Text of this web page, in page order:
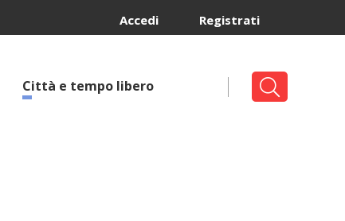
Registrati
Accedi
Città e tempo libero